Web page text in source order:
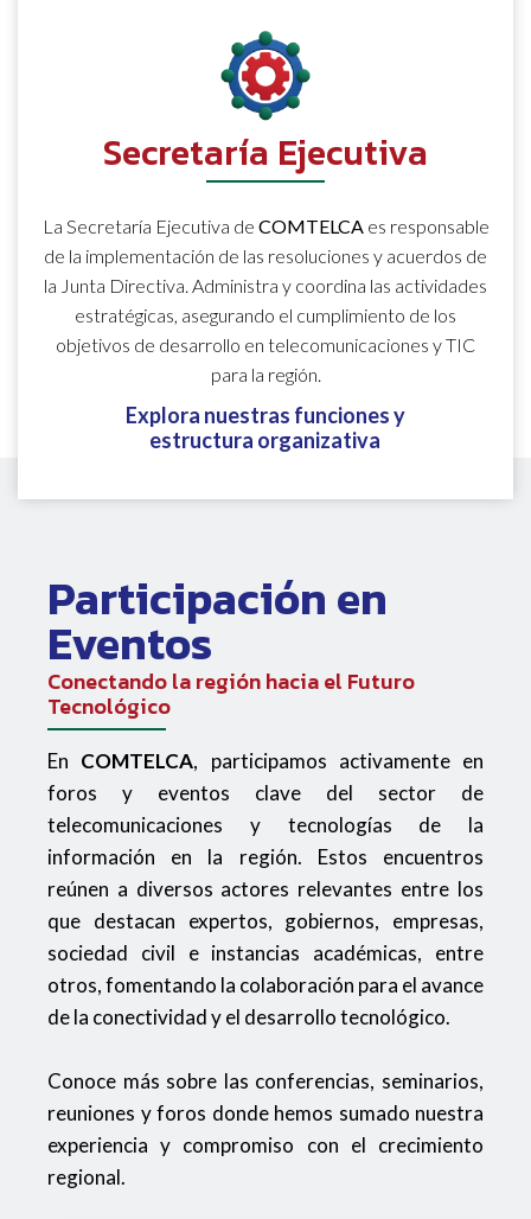
Secretaría Ejecutiva
La Secretaría Ejecutiva de COMTELCAes responsable
de la implementación de las resoluciones y acuerdos de
la Junta Directiva. Administra y coordina las actividades
estratégicas, asegurando el cumplimiento de los
objetivos de desarrollo en telecomunicaciones y TIC
para la región.
Explora nuestras funciones y
estructura organizativa
Participación en
Eventos
Conectando la región hacia el Futuro
Tecnológico
En COMTELCA, participamos activamente en
foros y eventos clave del sector de
telecomunicaciones y tecnologías de la
información en la región. Estos encuentros
reúnen a diversos actores relevantes entre los
que destacan expertos, gobiernos, empresas,
sociedad civil e instancias académicas, entre
otros, fomentando la colaboración para el avance
de la conectividad y el desarrollo tecnológico.
Conoce más sobre las conferencias, seminarios,
reuniones y foros donde hemos sumado nuestra
experiencia y compromiso con el crecimiento
regional.